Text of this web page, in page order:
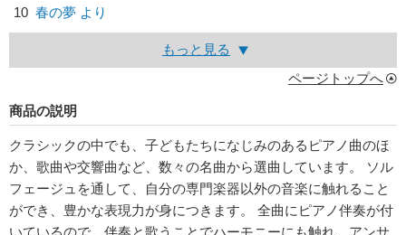
10 春の夢 より
もっと見る
ページトップへ
商品の説明
クラシックの中でも、子どもたちになじみのあるピアノ曲のほ
か、歌曲や交響曲など、数々の名曲から選曲しています。 ソル
フェージュを通して、自分の専門楽器以外の音楽に触れること
ができ、豊かな表現力が身につきます。 全曲にピアノ伴奏が付
いているので、伴奏と歌うことでハーモニーにも触れ、アンサ